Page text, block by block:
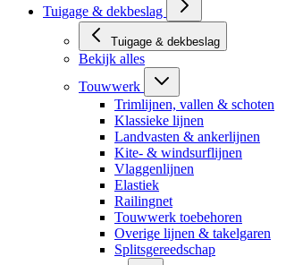
Tuigage & dekbeslag
Tuigage & dekbeslag
Bekijk alles
Touwwerk
Trimlijnen, vallen & schoten
Klassieke lijnen
Landvasten & ankerlijnen
Kite- & windsurflijnen
Vlaggenlijnen
Elastiek
Railingnet
Touwwerk toebehoren
Overige lijnen & takelgaren
Splitsgereedschap